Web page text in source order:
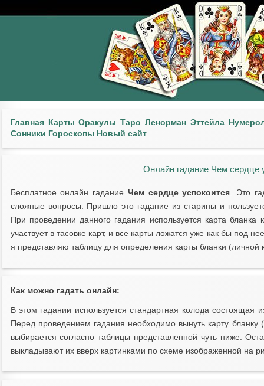
Главная Карты Оракулы Таро Ленорман Эттейла
Сонники Гороскопы Новый сайт
Онлайн гадание Чем сердце
Бесплатное онлайн гадание Чем сердце успокоится . Это
сложные вопросы. Пришло это гадание из старины и
При проведении данного гадания используется карта
участвует в тасовке карт, и все карты ложатся уже как бы под
я представляю таблицу для определения карты бланки
Как можно гадать онлайн:
В этом гадании используется стандартная колода
Перед проведением гадания необходимо вынуть карту
выбирается согласно таблицы представленной чуть ниже.
выкладывают их вверх картинками по схеме изображенной на